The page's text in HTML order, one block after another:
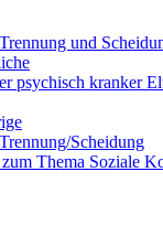
und
psychisch kranker
Scheidung
Thema Soziale